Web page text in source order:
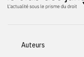
Auteurs